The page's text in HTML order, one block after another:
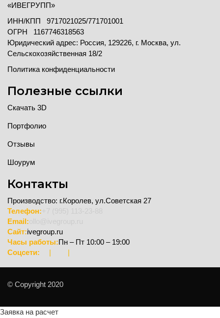
«ИВЕГРУПП»
ИНН/КПП 9717021025/771701001
ОГРН 1167746318563
Юридический адрес: Россия, 129226, г. Москва, ул.
Сельскохозяйственная 18/2
Политика конфиденциальности
Полезные ссылки
Скачать 3D
Портфолио
Отзывы
Шоурум
Контакты
Производство: г.Королев, ул.Советская 27
Телефон:
Email:
Сайт:ivegroup.ru
Часы работы:Пн – Пт 10:00 – 19:00
Соцсети:
| |
© Copyright 2020
Заявка на расчет